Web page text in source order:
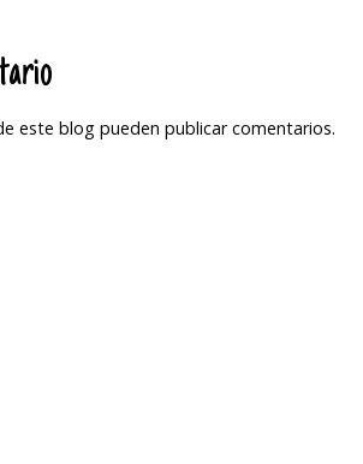
este blog pueden publicar comentarios.